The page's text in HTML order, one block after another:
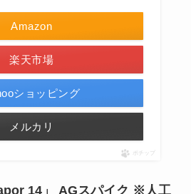
Amazon
楽天市場
ショッピング
メルカリ
ポチップ
14」 AGスパイク ※人工